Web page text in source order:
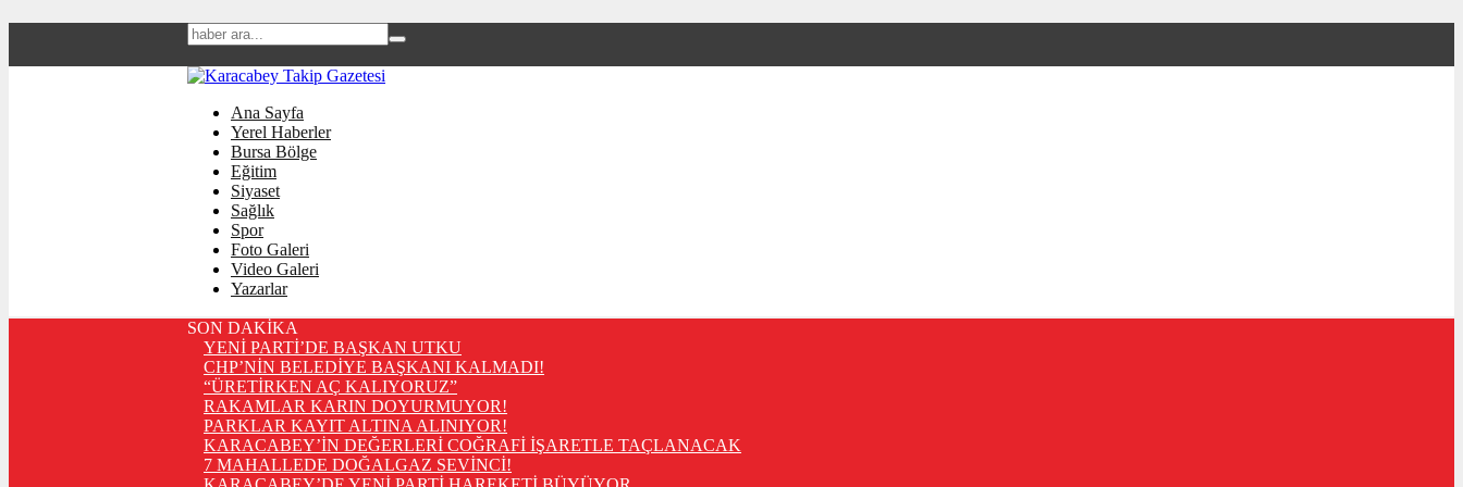
Ana Sayfa
Yerel Haberler
Bursa Bölge
Eğitim
Siyaset
Sağlık
Spor
Foto Galeri
Video Galeri
Yazarlar
SON DAKİKA
YENİ PARTİ’DE BAŞKAN UTKU
CHP’NİN BELEDİYE BAŞKANI KALMADI!
“ÜRETİRKEN AÇ KALIYORUZ”
RAKAMLAR KARIN DOYURMUYOR!
PARKLAR KAYIT ALTINA ALINIYOR!
KARACABEY’İN DEĞERLERİ COĞRAFİ İŞARETLE TAÇLANACAK
7 MAHALLEDE DOĞALGAZ SEVİNCİ!